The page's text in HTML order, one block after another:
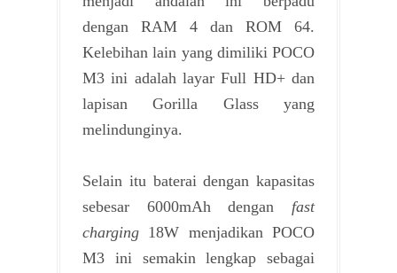
dengan RAM 4 dan ROM 64.
Kelebihan lain yang dimiliki POCO
M3 ini adalah layar Full HD+ dan
lapisan Gorilla Glass yang
melindunginya.
Selain itu baterai dengan kapasitas
sebesar 6000mAh dengan fast
charging 18W menjadikan POCO
M3 ini semakin lengkap sebagai